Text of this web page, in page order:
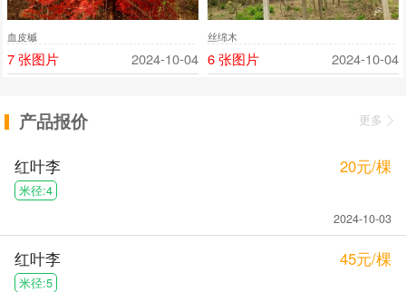
血皮槭
7 张图片 2024-10-04
丝绵木
6 张图片 2024-10-04
产品报价 更多
红叶李 20元/棵
米径:4
2024-10-03
红叶李 45元/棵
米径:5